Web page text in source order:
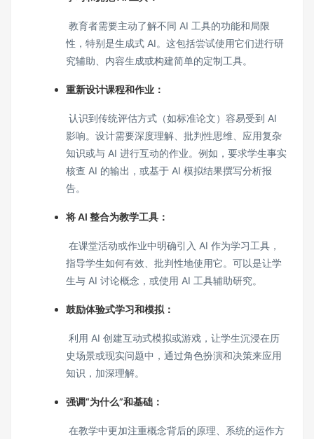
教育者需要主动了解不同 AI 工具的功能和局限
性，特别是生成式 AI。这包括尝试使用它们进行研
究辅助、内容生成或构建简单的定制工具。
重新设计课程和作业：
认识到传统评估方式（如标准论文）容易受到 AI
影响。设计需要深度理解、批判性思维、应用复杂
知识或与 AI 进行互动的作业。例如，要求学生事实
核查 AI 的输出，或基于 AI 模拟结果撰写分析报
告。
将 AI 整合为教学工具：
在课堂活动或作业中明确引入 AI 作为学习工具，
指导学生如何有效、批判性地使用它。可以是让学
生与 AI 讨论概念，或使用 AI 工具辅助研究。
鼓励体验式学习和模拟：
利用 AI 创建互动式模拟或游戏，让学生沉浸在历
史场景或现实问题中，通过角色扮演和决策来应用
知识，加深理解。
强调“为什么”和基础：
在教学中更加注重概念背后的原理、系统的运作方